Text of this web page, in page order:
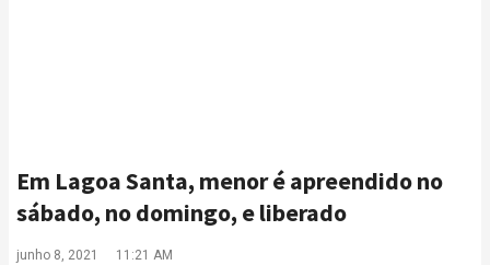
Em Lagoa Santa, menor é apreendido no
sábado, no domingo, e liberado
junho 8, 2021 11:21 AM